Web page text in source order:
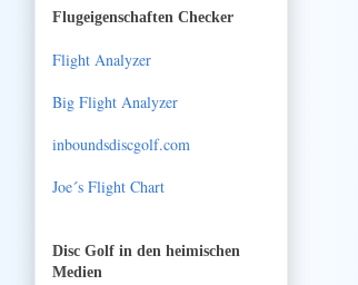
Flugeigenschaften Checker
Flight Analyzer
Big Flight Analyzer
inboundsdiscgolf.com
Joe´s Flight Chart
Disc Golf in den heimischen
Medien